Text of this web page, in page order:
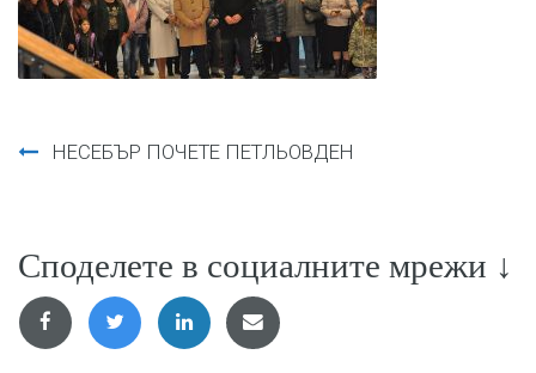
НЕСЕБЪР ПОЧЕТЕ ПЕТЛЬОВДЕН
Споделете в социалните мрежи ↓